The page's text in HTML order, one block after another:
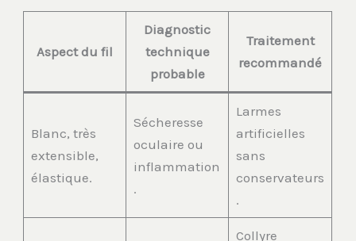
Aspect du fil
Diagnostic
technique
probable
Traitement
recommandé
Blanc, très
extensible,
élastique.
Sécheresse
oculaire ou
inflammation
.
Larmes
artificielles
sans
conservateurs
.
Collyre